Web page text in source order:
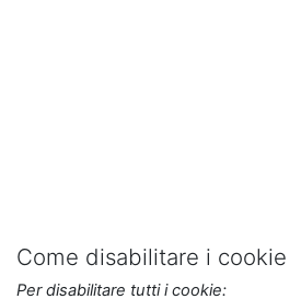
Come disabilitare i cookie
Per disabilitare tutti i cookie: